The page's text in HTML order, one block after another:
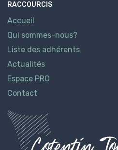
RACCOURCIS
Accueil
Qui sommes-nous?
Liste des adhérents
Actualités
Espace PRO
Contact